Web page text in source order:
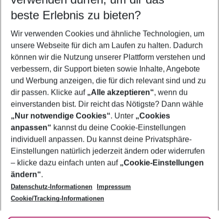
5-8 Nächte
2 Erwachsene Keine Kinder
Mehr Filter anzeigen
Footer
Footer navigation
Über uns
AGB
Bestpreisgarantie
Cookie-Einstellungen ändern
Cookie-Richtlinie
Agenturbetreuung
Barrierefreies Reisen
Folge uns
beste Erlebnis zu bieten?
Wir verwenden Cookies und ähnliche Technologien, um
unsere Webseite für dich am Laufen zu halten. Dadurch
können wir die Nutzung unserer Plattform verstehen und
verbessern, dir Support bieten sowie Inhalte, Angebote
und Werbung anzeigen, die für dich relevant sind und zu
dir passen. Klicke auf „Alle akzeptieren“, wenn du
einverstanden bist. Dir reicht das Nötigste? Dann wähle
„Nur notwendige Cookies“. Unter „Cookies
anpassen“ kannst du deine Cookie-Einstellungen
individuell anpassen. Du kannst deine Privatsphäre-
Einstellungen natürlich jederzeit ändern oder widerrufen
– klicke dazu einfach unten auf „Cookie-Einstellungen
ändern“.
Datenschutz-Informationen
Impressum
Cookie/Tracking-Informationen